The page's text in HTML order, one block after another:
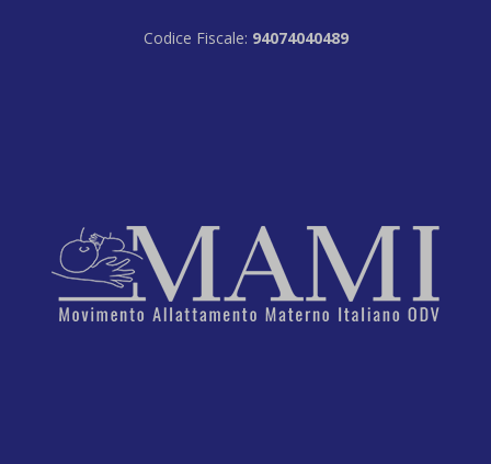
Codice Fiscale: 94074040489